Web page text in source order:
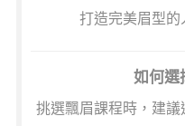
打造完美眉型的
如何選
挑選飄眉課程時，建